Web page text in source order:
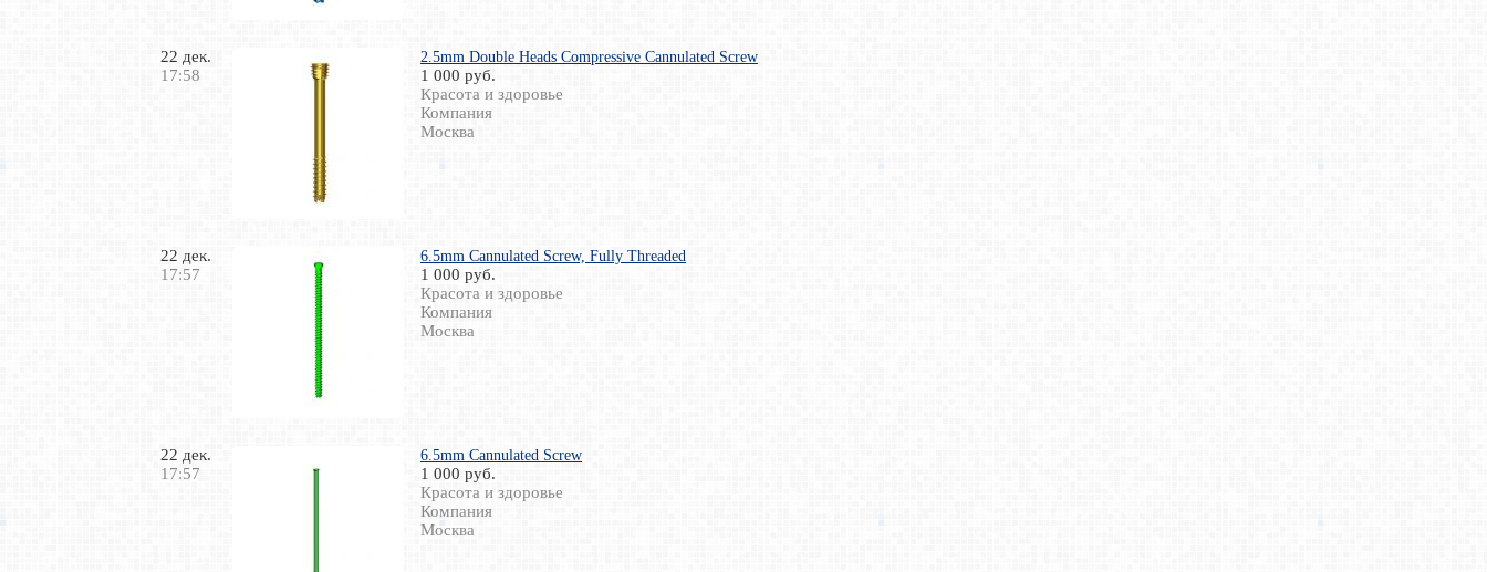
22 дек.
17:58
2.5mm Double Heads Compressive Cannulated Screw
1 000 руб.
Красота и здоровье
Компания
Москва
22 дек.
17:57
6.5mm Cannulated Screw, Fully Threaded
1 000 руб.
Красота и здоровье
Компания
Москва
22 дек.
17:57
6.5mm Cannulated Screw
1 000 руб.
Красота и здоровье
Компания
Москва